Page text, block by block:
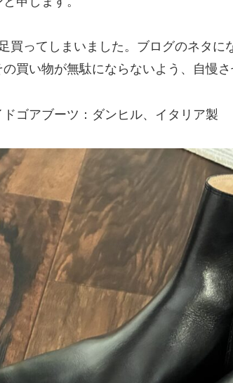
買ってしまいました。ブログのネタに
買い物が無駄にならないよう、自慢さ
ゴアブーツ：ダンヒル、イタリア製